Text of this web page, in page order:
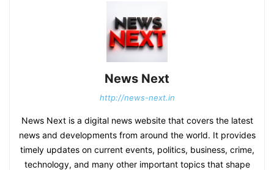
News Next
http://news-next.in
News Next is a digital news website that covers the latest
news and developments from around the world. It provides
timely updates on current events, politics, business, crime,
technology, and many other important topics that shape